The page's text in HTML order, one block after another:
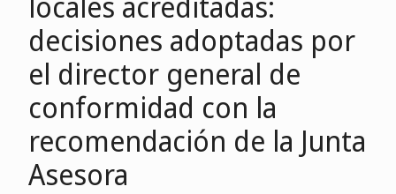
decisiones adoptadas por
el director general de
conformidad con la
recomendación de la Junta
Asesora